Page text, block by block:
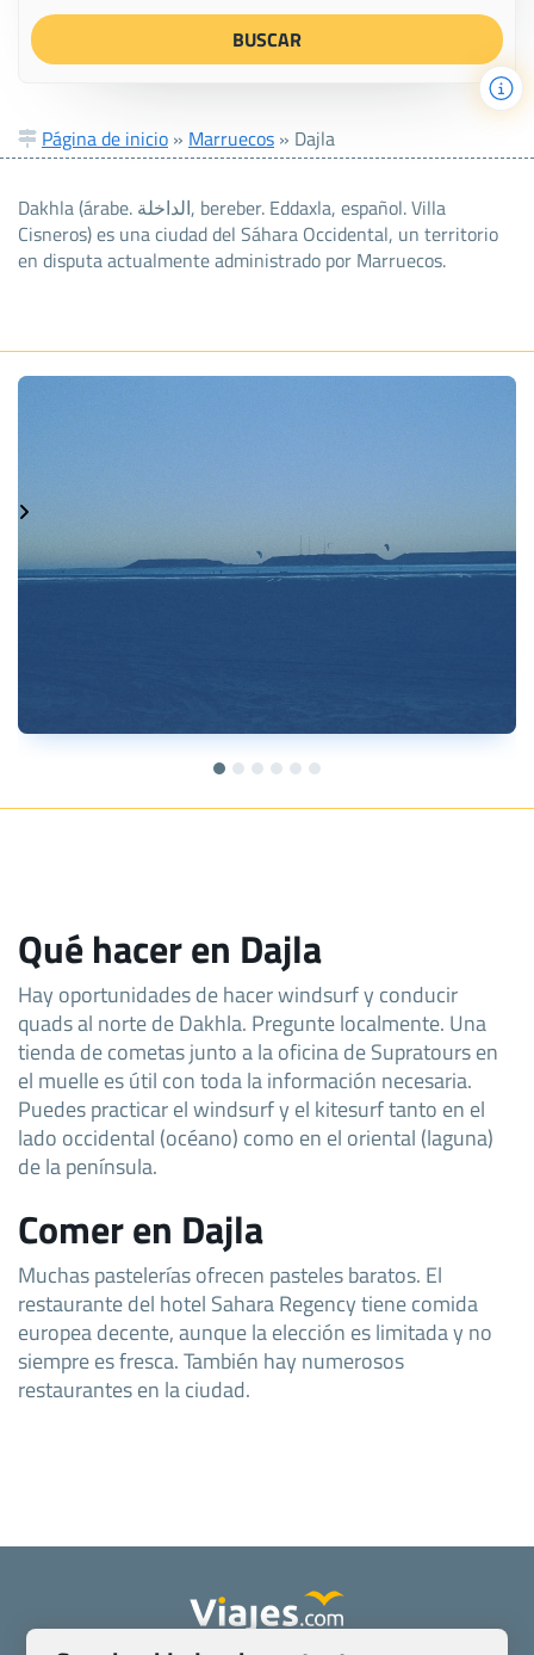
Página de inicio » Marruecos » Dajla
Dakhla (árabe. الداخلة, bereber. Eddaxla, español. Villa
Cisneros) es una ciudad del Sáhara Occidental, un territorio
en disputa actualmente administrado por Marruecos.
Qué hacer en Dajla
Hay oportunidades de hacer windsurf y conducir
quads al norte de Dakhla. Pregunte localmente. Una
tienda de cometas junto a la oficina de Supratours en
el muelle es útil con toda la información necesaria.
Puedes practicar el windsurf y el kitesurf tanto en el
lado occidental (océano) como en el oriental (laguna)
de la península.
Comer en Dajla
Muchas pastelerías ofrecen pasteles baratos. El
restaurante del hotel Sahara Regency tiene comida
europea decente, aunque la elección es limitada y no
siempre es fresca. También hay numerosos
restaurantes en la ciudad.